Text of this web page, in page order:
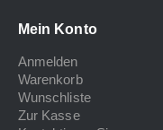
Mein Konto
Anmelden
Warenkorb
Wunschliste
Zur Kasse